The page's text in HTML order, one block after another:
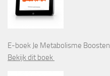
E-boek Je Metabolisme Boosten
Bekijk dit boek